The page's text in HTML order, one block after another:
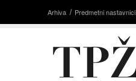
Arhiva Predmetni nastavnici